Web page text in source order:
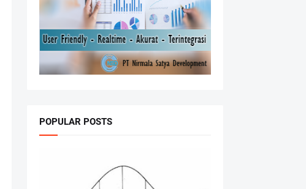
POPULAR POSTS